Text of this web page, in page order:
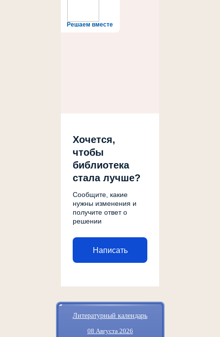
Решаем вместе
Хочется,
чтобы
библиотека
стала лучше?
Сообщите, какие
нужны изменения и
получите ответ о
решении
Написать
Литературный календарь
08 Августа 2026